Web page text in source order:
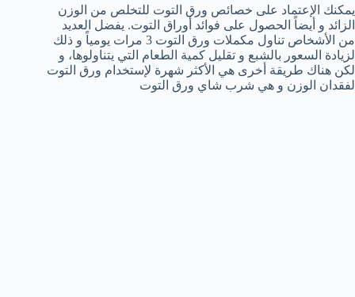
يمكنك الإعتماد على خصائص ورق التوت للتخلص من الوزن
الزائد و أيضاً الحصول على فوائد أوراق التوت. يفضل العديد
من الأشخاص تناول مكملات ورق التوت 3 مرات يومياً و ذلك
لزيادة السعور بالشبع و تقليل كمية الطعام التي يتناولوها، و
لكن هناك طريقة أخرى هي الأكثر شهرة لإستخدام ورق التوت
لفقدان الوزن و هي شرب شاي ورق التوت